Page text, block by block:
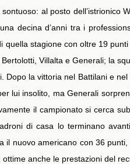
al posto dell’istrionico
decina d’anni tra i
stagione con oltre 19
Villalta e Generali; la
la vittoria nel Battilani e
lui insolito, ma Generali
il campionato si cerca
di casa lo terminano
nuovo americano con 36
anche le prestazioni del